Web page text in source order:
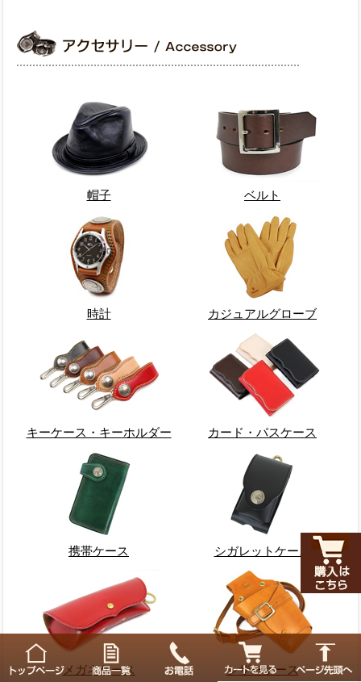
帽子 ベルト
時計 カジュアルグローブ
キーケース・キーホルダー カード・パスケース
携帯ケース シガレットケース
メガネケース シザーケース